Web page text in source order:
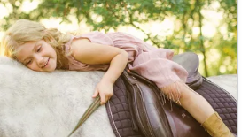
„s’Kessei“
mit Bastelwerkstatt
im Freien